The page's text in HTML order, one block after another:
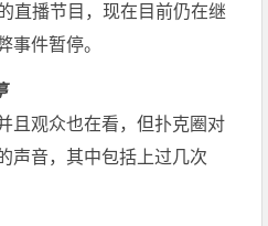
直播节目，现在目前仍在继
事件暂停。
且观众也在看，但扑克圈对
声音，其中包括上过几次